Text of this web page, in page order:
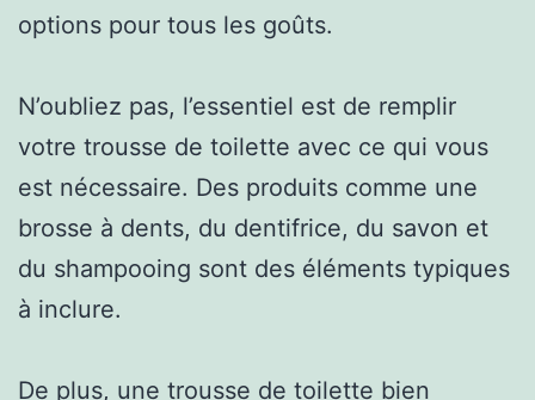
options pour tous les goûts.
N’oubliez pas, l’essentiel est de remplir
votre trousse de toilette avec ce qui vous
est nécessaire. Des produits comme une
brosse à dents, du dentifrice, du savon et
du shampooing sont des éléments typiques
à inclure.
De plus, une trousse de toilette bien